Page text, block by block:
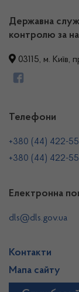
Державна
контролю за
03115, м. Київ,
Телефони
+380 (44) 422-
+380 (44) 422-
Електронна
dls@dls.gov.ua
Контакти
Мапа сайту